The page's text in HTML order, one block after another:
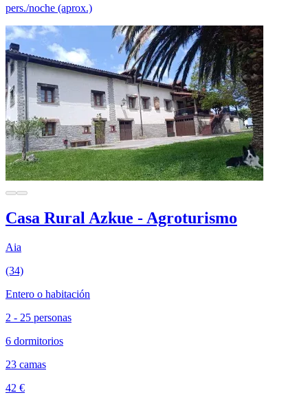
pers./noche (aprox.)
Casa Rural Azkue - Agroturismo
Aia
(34)
Entero o habitación
2 - 25 personas
6 dormitorios
23 camas
42 €